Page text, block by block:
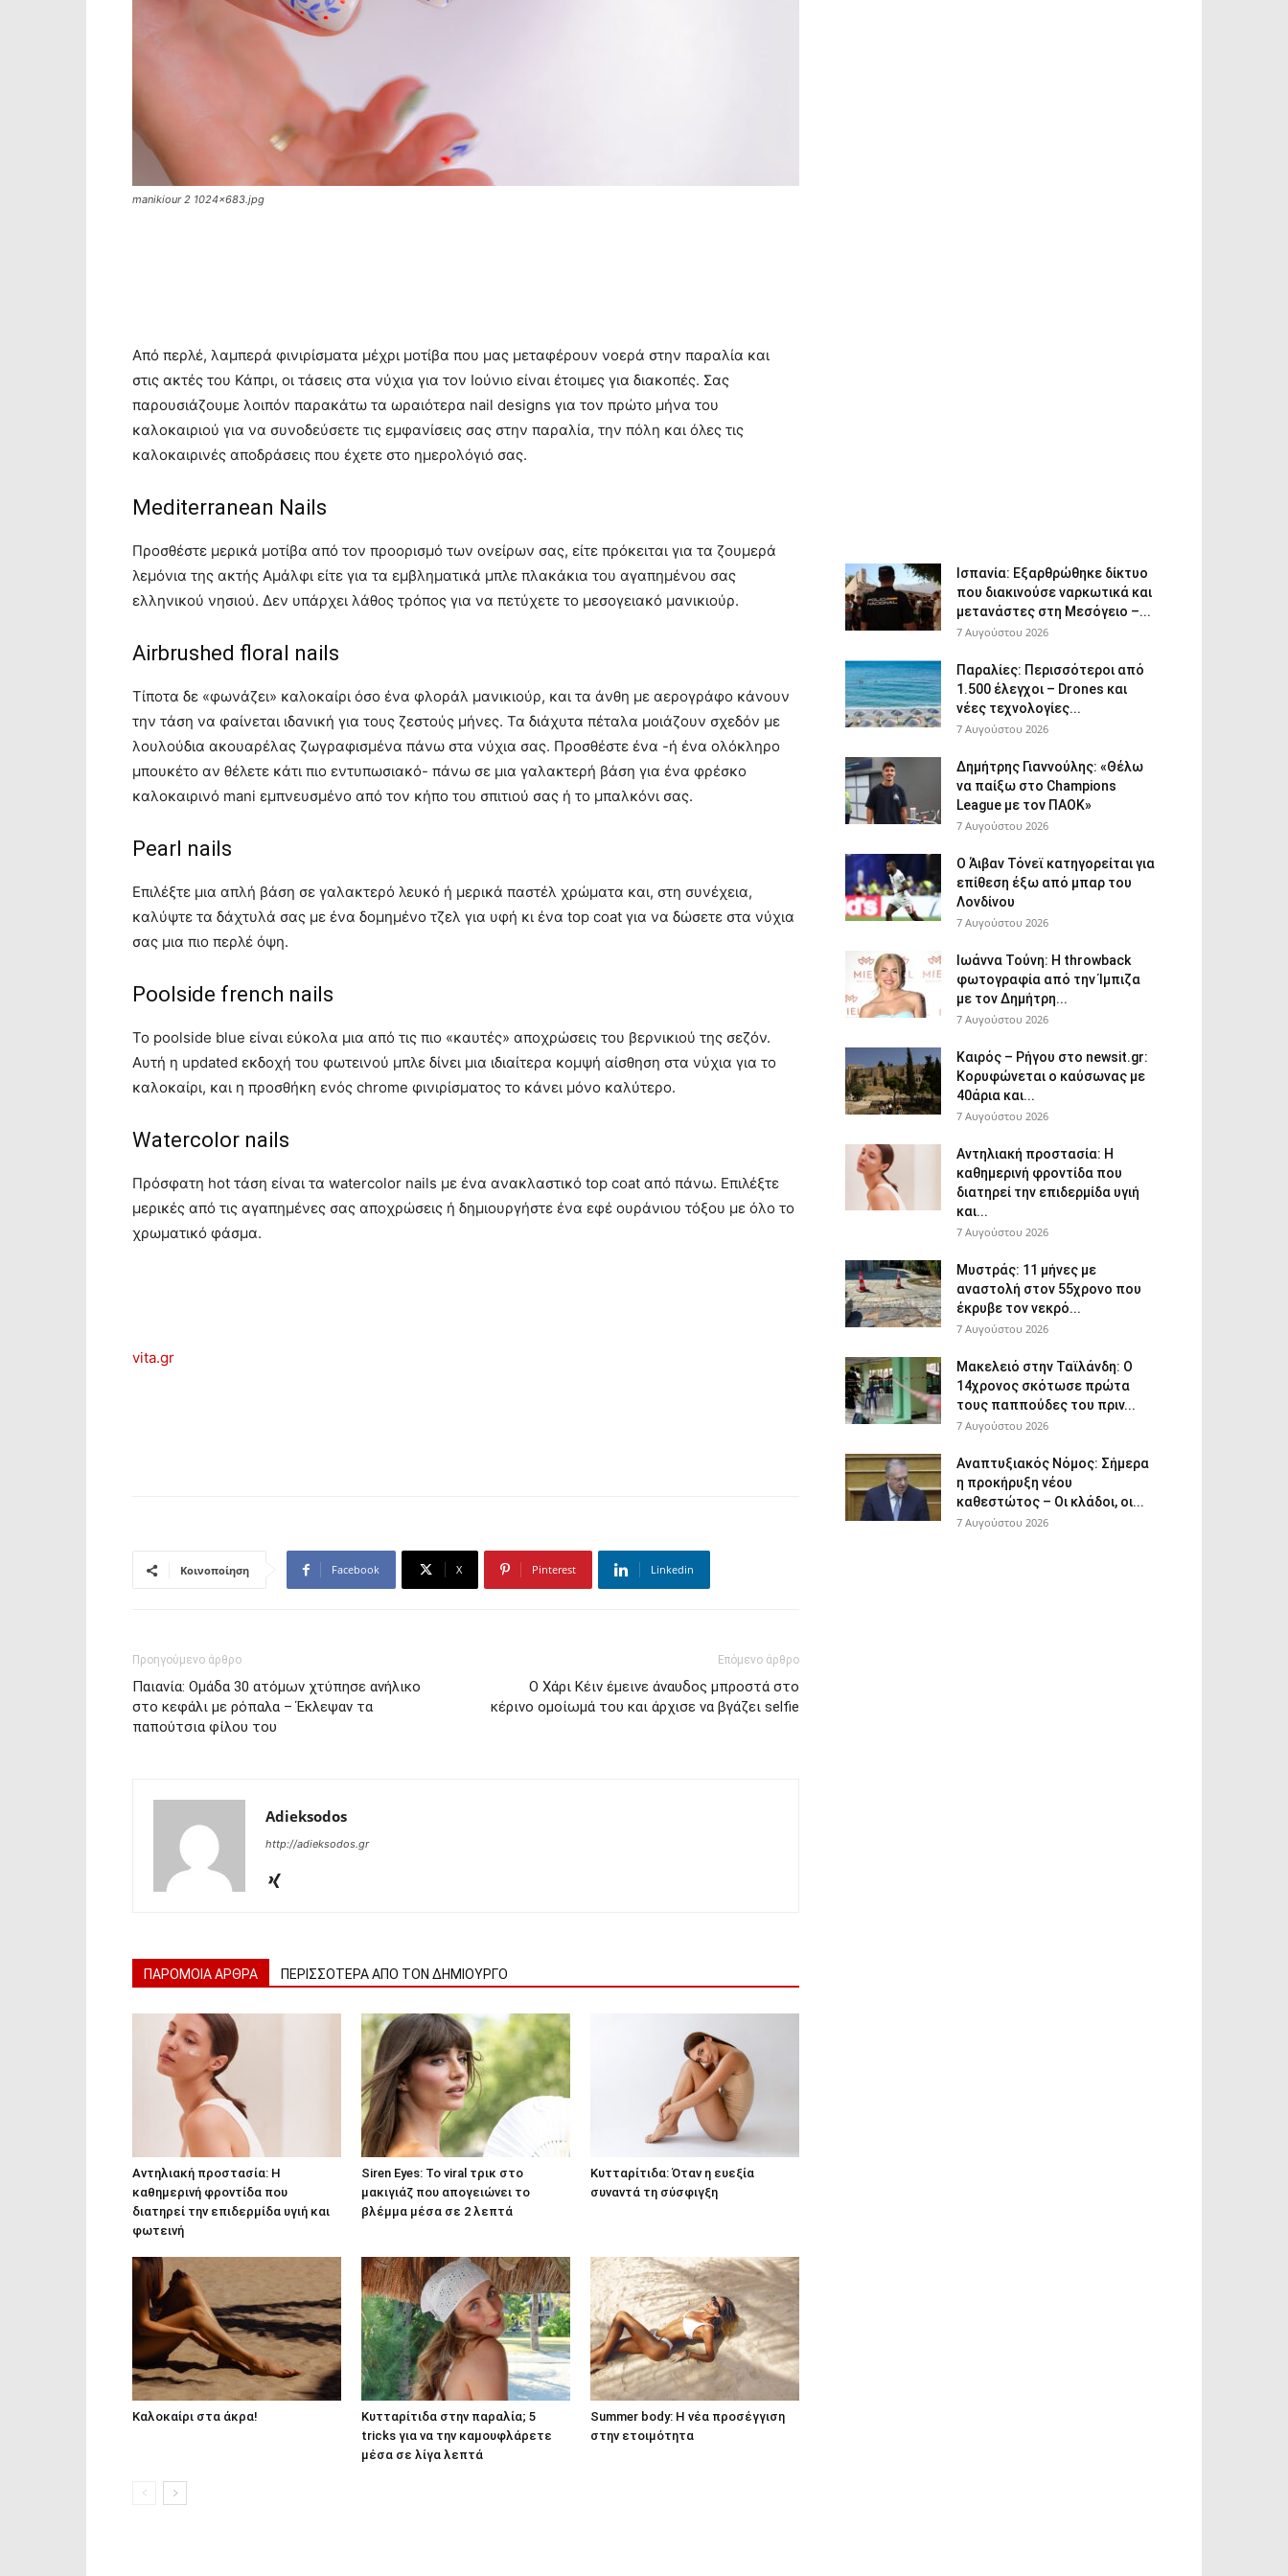
manikiour 2 1024x683.jpg
Από περλέ, λαμπερά φινιρίσματα μέχρι μοτίβα που μας μεταφέρουν νοερά στην παραλία και
στις ακτές του Κάπρι, οι τάσεις στα νύχια για τον Ιούνιο είναι έτοιμες για διακοπές. Σας
παρουσιάζουμε λοιπόν παρακάτω τα ωραιότερα nail designs για τον πρώτο μήνα του
καλοκαιριού για να συνοδεύσετε τις εμφανίσεις σας στην παραλία, την πόλη και όλες τις
καλοκαιρινές αποδράσεις που έχετε στο ημερολόγιό σας.
Mediterranean Nails
Προσθέστε μερικά μοτίβα από τον προορισμό των ονείρων σας, είτε πρόκειται για τα ζουμερά
λεμόνια της ακτής Αμάλφι είτε για τα εμβληματικά μπλε πλακάκια του αγαπημένου σας
ελληνικού νησιού. Δεν υπάρχει λάθος τρόπος για να πετύχετε το μεσογειακό μανικιούρ.
Airbrushed floral nails
Τίποτα δε «φωνάζει» καλοκαίρι όσο ένα φλοράλ μανικιούρ, και τα άνθη με αερογράφο κάνουν
την τάση να φαίνεται ιδανική για τους ζεστούς μήνες. Τα διάχυτα πέταλα μοιάζουν σχεδόν με
λουλούδια ακουαρέλας ζωγραφισμένα πάνω στα νύχια σας. Προσθέστε ένα -ή ένα ολόκληρο
μπουκέτο αν θέλετε κάτι πιο εντυπωσιακό- πάνω σε μια γαλακτερή βάση για ένα φρέσκο ​​
καλοκαιρινό mani εμπνευσμένο από τον κήπο του σπιτιού σας ή το μπαλκόνι σας.
Pearl nails
Επιλέξτε μια απλή βάση σε γαλακτερό λευκό ή μερικά παστέλ χρώματα και, στη συνέχεια,
καλύψτε τα δάχτυλά σας με ένα δομημένο τζελ για υφή κι ένα top coat για να δώσετε στα νύχια
σας μια πιο περλέ όψη.
Poolside french nails
Το poolside blue είναι εύκολα μια από τις πιο «καυτές» αποχρώσεις του βερνικιού της σεζόν.
Αυτή η updated εκδοχή του φωτεινού μπλε δίνει μια ιδιαίτερα κομψή αίσθηση στα νύχια για το
καλοκαίρι, και η προσθήκη ενός chrome φινιρίσματος το κάνει μόνο καλύτερο.
Watercolor nails
Πρόσφατη hot τάση είναι τα watercolor nails με ένα ανακλαστικό top coat από πάνω. Επιλέξτε
μερικές από τις αγαπημένες σας αποχρώσεις ή δημιουργήστε ένα εφέ ουράνιου τόξου με όλο το
χρωματικό φάσμα.
vita.gr
Κοινοποίηση Facebook X Pinterest Linkedin
Προηγούμενο άρθρο
Παιανία: Ομάδα 30 ατόμων χτύπησε ανήλικο
στο κεφάλι με ρόπαλα – Έκλεψαν τα
παπούτσια φίλου του
Επόμενο άρθρο
Ο Χάρι Κέιν έμεινε άναυδος μπροστά στο
κέρινο ομοίωμά του και άρχισε να βγάζει selfie
Adieksodos
http://adieksodos.gr
ΠΑΡΟΜΟΙΑ ΑΡΘΡΑ ΠΕΡΙΣΣΟΤΕΡΑ ΑΠΟ ΤΟΝ ΔΗΜΙΟΥΡΓΟ
Αντηλιακή προστασία: Η
καθημερινή φροντίδα που
διατηρεί την επιδερμίδα υγιή και
φωτεινή
Siren Eyes: Το viral τρικ στο
μακιγιάζ που απογειώνει το
βλέμμα μέσα σε 2 λεπτά
Κυτταρίτιδα: Όταν η ευεξία
συναντά τη σύσφιγξη
Καλοκαίρι στα άκρα!
Κυτταρίτιδα στην παραλία; 5
tricks για να την καμουφλάρετε
μέσα σε λίγα λεπτά
Summer body: Η νέα προσέγγιση
στην ετοιμότητα
Ισπανία: Εξαρθρώθηκε δίκτυο
που διακινούσε ναρκωτικά και
μετανάστες στη Μεσόγειο –...
7 Αυγούστου 2026
Παραλίες: Περισσότεροι από
1.500 έλεγχοι – Drones και
νέες τεχνολογίες...
7 Αυγούστου 2026
Δημήτρης Γιαννούλης: «Θέλω
να παίξω στο Champions
League με τον ΠΑΟΚ»
7 Αυγούστου 2026
Ο Άιβαν Τόνεϊ κατηγορείται για
επίθεση έξω από μπαρ του
Λονδίνου
7 Αυγούστου 2026
Ιωάννα Τούνη: Η throwback
φωτογραφία από την Ίμπιζα
με τον Δημήτρη...
7 Αυγούστου 2026
Καιρός – Ρήγου στο newsit.gr:
Κορυφώνεται ο καύσωνας με
40άρια και...
7 Αυγούστου 2026
Αντηλιακή προστασία: Η
καθημερινή φροντίδα που
διατηρεί την επιδερμίδα υγιή
και...
7 Αυγούστου 2026
Μυστράς: 11 μήνες με
αναστολή στον 55χρονο που
έκρυβε τον νεκρό...
7 Αυγούστου 2026
Μακελειό στην Ταϊλάνδη: Ο
14χρονος σκότωσε πρώτα
τους παππούδες του πριν...
7 Αυγούστου 2026
Αναπτυξιακός Νόμος: Σήμερα
η προκήρυξη νέου
καθεστώτος – Οι κλάδοι, οι...
7 Αυγούστου 2026